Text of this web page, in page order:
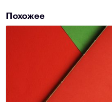
Похожее